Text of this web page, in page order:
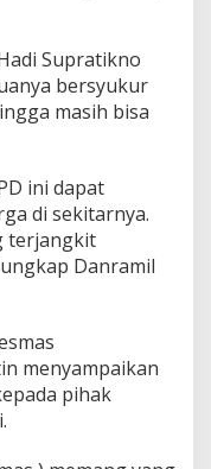
Supratikno
bersyukur
masih bisa
ini dapat
di sekitarnya.
terjangkit
Danramil
menyampaikan
pihak